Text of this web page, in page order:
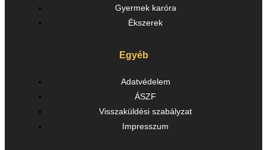
Gyermek karóra
Ékszerek
Egyéb
Adatvédelem
ÁSZF
Visszaküldési szabályzat
Impresszum